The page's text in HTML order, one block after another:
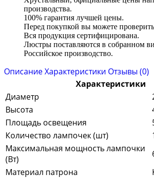
производства.
100% гарантия лучшей цены.
Перед покупкой вы можете
Вся продукция сертифицирована.
Люстры поставляются в собранном
Российское производство.
ОписаниеХарактеристики Отзывы (0)
Характеристики
Диаметр
Высота
Площадь освещения
Количество лампочек (шт)
Максимальная мощность лампочки
(Вт)
Материал патрона